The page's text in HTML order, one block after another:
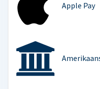
Apple Pay